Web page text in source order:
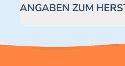
ANGABEN ZUM
ocean.de/kundenservice
2202990 Seidenstraße 19